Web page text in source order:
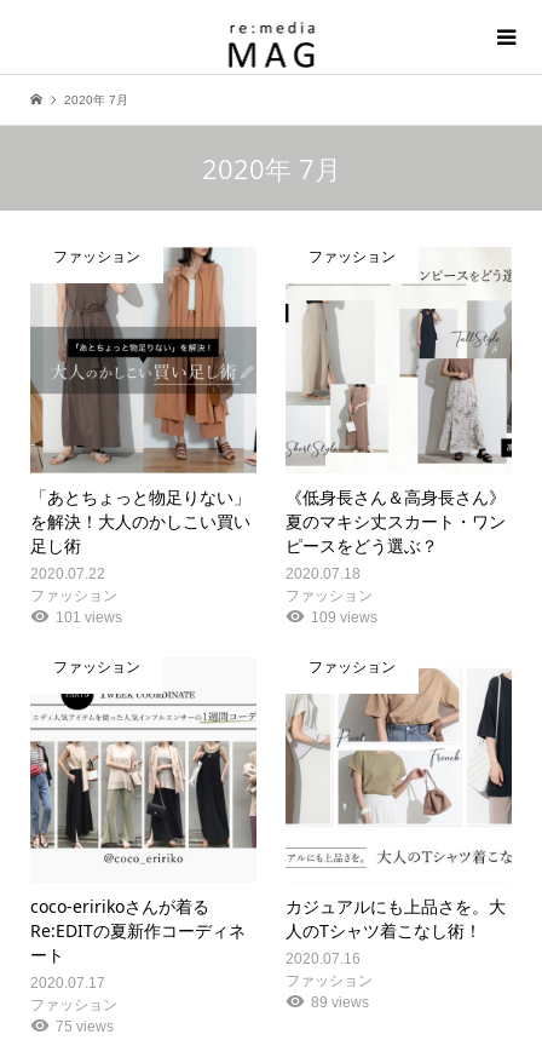
2020年 7月
2020年 7月
ファッション
「あとちょっと物足りない」
を解決！大人のかしこい買い
足し術
2020.07.22
ファッション
101 views
ファッション
《低身長さん＆高身長さん》
夏のマキシ丈スカート・ワン
ピースをどう選ぶ？
2020.07.18
ファッション
109 views
ファッション
coco-eririkoさんが着る
Re:EDITの夏新作コーディネ
ート
2020.07.17
ファッション
75 views
ファッション
カジュアルにも上品さを。大
人のTシャツ着こなし術！
2020.07.16
ファッション
89 views